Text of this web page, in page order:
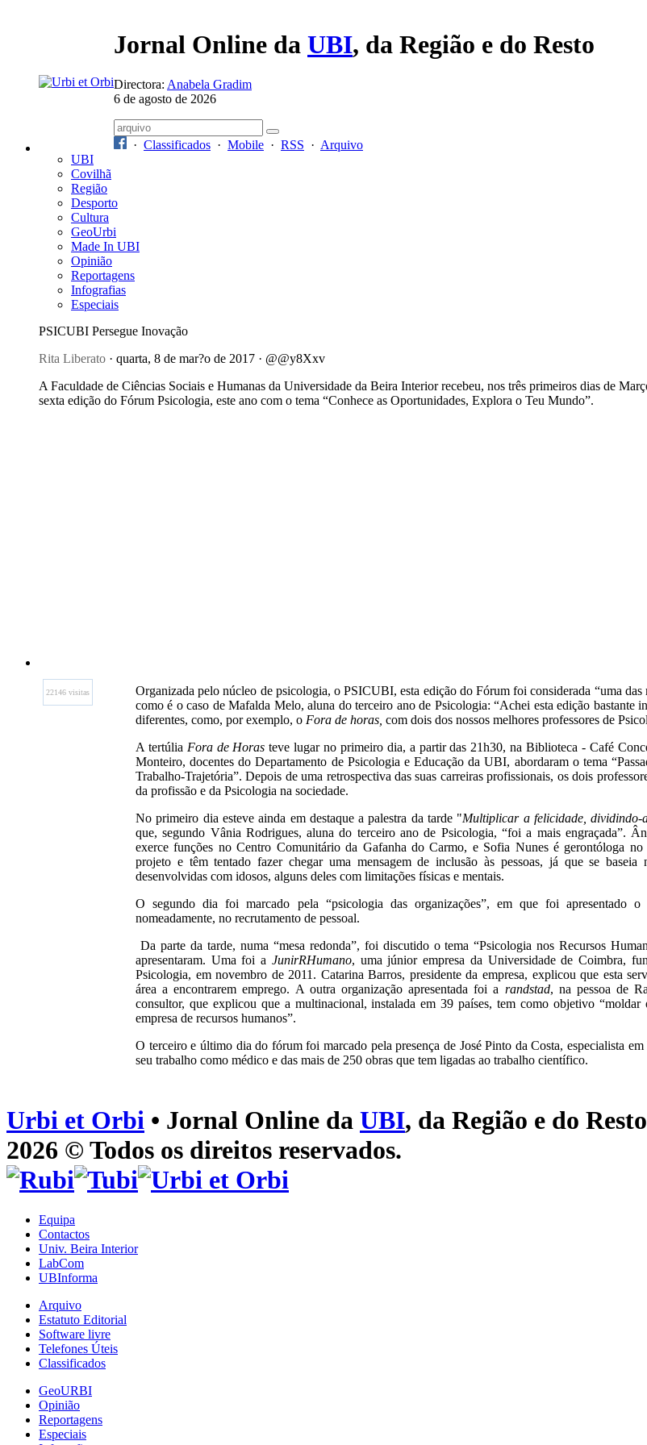
Jornal Online da UBI, da Região e do Resto
Directora: Anabela Gradim
6 de agosto de 2026
· Classificados · Mobile · RSS · Arquivo
UBI
Covilhã
Região
Desporto
Cultura
GeoUrbi
Made In UBI
Opinião
Reportagens
Infografias
Especiais
PSICUBI Persegue Inovação
Rita Liberato · quarta, 8 de mar?o de 2017 · @@y8Xxv
A Faculdade de Ciências Sociais e Humanas da Universidade da Beira Interior recebeu, nos três primeiros dias de
sexta edição do Fórum Psicologia, este ano com o tema “Conhece as Oportunidades, Explora o Teu Mundo”.
22146 visitas
Organizada pelo núcleo de psicologia, o PSICUBI, esta edição do Fórum foi considerada “uma das
como é o caso de Mafalda Melo, aluna do terceiro ano de Psicologia: “Achei esta edição bastante
diferentes, como, por exemplo, o Fora de horas, com dois dos nossos melhores professores de
A tertúlia Fora de Horasteve lugar no primeiro dia, a partir das 21h30, na Biblioteca - Café
Monteiro, docentes do Departamento de Psicologia e Educação da UBI, abordaram o tema
Trabalho-Trajetória”. Depois de uma retrospectiva das suas carreiras profissionais, os dois
da profissão e da Psicologia na sociedade.
No primeiro dia esteve ainda em destaque a palestra da tarde "Multiplicar a felicidade, dividindo-
que, segundo Vânia Rodrigues, aluna do terceiro ano de Psicologia, “foi a mais engraçada”.
exerce funções no Centro Comunitário da Gafanha do Carmo, e Sofia Nunes é gerontóloga no
projeto e têm tentado fazer chegar uma mensagem de inclusão às pessoas, já que se
desenvolvidas com idosos, alguns deles com limitações físicas e mentais.
O segundo dia foi marcado pela “psicologia das organizações”, em que foi apresentado
nomeadamente, no recrutamento de pessoal.
Da parte da tarde, numa “mesa redonda”, foi discutido o tema “Psicologia nos Recursos
apresentaram. Uma foi a JunirRHumano, uma júnior empresa da Universidade de Coimbra,
Psicologia, em novembro de 2011. Catarina Barros, presidente da empresa, explicou que esta
área a encontrarem emprego. A outra organização apresentada foi a randstad, na pessoa de
consultor, que explicou que a multinacional, instalada em 39 países, tem como objetivo
empresa de recursos humanos”.
O terceiro e último dia do fórum foi marcado pela presença de José Pinto da Costa, especialista
seu trabalho como médico e das mais de 250 obras que tem ligadas ao trabalho científico.
Urbi et Orbi • Jornal Online da UBI, da Região e do
2026 © Todos os direitos reservados.
Equipa
Contactos
Univ. Beira Interior
LabCom
UBInforma
Arquivo
Estatuto Editorial
Software livre
Telefones Úteis
Classificados
GeoURBI
Opinião
Reportagens
Especiais